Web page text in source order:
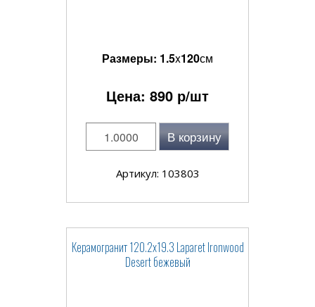
Размеры: 1.5x120см
Цена: 890 р/шт
В корзину
Артикул: 103803
Керамогранит 120.2x19.3 Laparet Ironwood
Desert бежевый